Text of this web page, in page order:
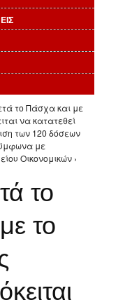
το Πάσχα και με
να κατατεθεί
των 120 δόσεων
με
Οικονομικών ›
το
το